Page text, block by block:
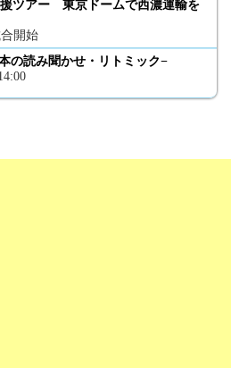
ツアー 東京ドームで西濃運輸を
開始
の読み聞かせ・リトミック−